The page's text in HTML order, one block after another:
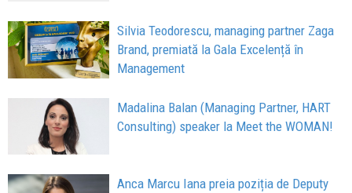
Silvia Teodorescu, managing partner Zaga
Brand, premiată la Gala Excelență în
Management
Madalina Balan (Managing Partner, HART
Consulting) speaker la Meet the WOMAN!
Anca Marcu Iana preia poziția de Deputy